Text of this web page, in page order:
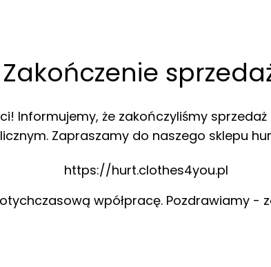
Zakończenie
Informujemy, że zakończyliśmy
Zapraszamy do naszego sklepu
https://hurt.clothes4you.pl
wpółpracę. Pozdrawiamy -